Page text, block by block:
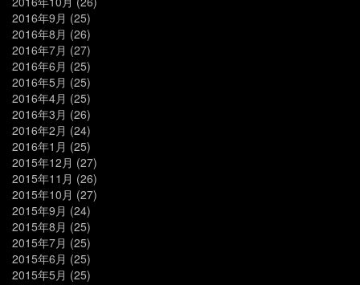
2016年9月 (25)
2016年8月 (26)
2016年7月 (27)
2016年6月 (25)
2016年5月 (25)
2016年4月 (25)
2016年3月 (26)
2016年2月 (24)
2016年1月 (25)
2015年12月 (27)
2015年11月 (26)
2015年10月 (27)
2015年9月 (24)
2015年8月 (25)
2015年7月 (25)
2015年6月 (25)
2015年5月 (25)